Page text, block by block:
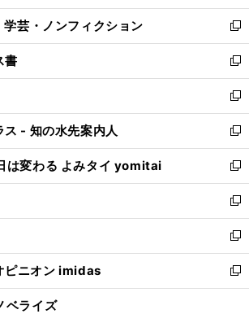
開
く
ウ
で
開
く
ン
ド
ウ
で
開
く
ウ
ィ
ン
ド
ウ
で
開
く
芸・ノンフィクション
新
し
い
ウ
ィ
ン
ド
ウ
で
開
く
書
新
し
い
ウ
ィ
ン
ド
ウ
で
開
く
新
し
い
ウ
ィ
ン
ド
ウ
で
開
く
- 知の水先案内人
新
し
い
ウ
ィ
ン
ド
ウ
で
開
は変わる よみタイ yomitai
新
し
い
ウ
ィ
ン
ド
ウ
新
し
い
ウ
ィ
ン
新
し
い
ウ
ピニオン imidas
新
し
ベライズ